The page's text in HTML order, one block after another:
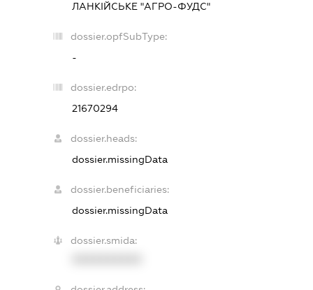
ЛАНКІЙСЬКЕ "АГРО-ФУДС"
dossier.opfSubType:
-
dossier.edrpo:
21670294
dossier.heads:
dossier.missingData
dossier.beneficiaries:
dossier.missingData
dossier.smida: